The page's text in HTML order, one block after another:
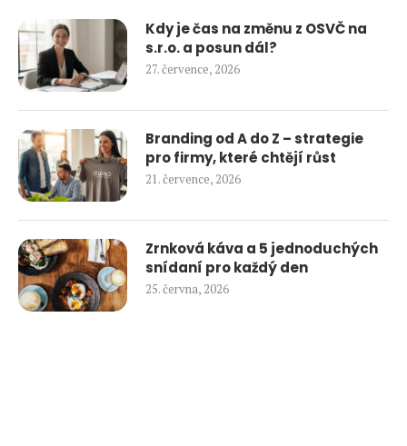
Kdy je čas na změnu z OSVČ na
s.r.o. a posun dál?
27. července, 2026
Branding od A do Z – strategie
pro firmy, které chtějí růst
21. července, 2026
Zrnková káva a 5 jednoduchých
snídaní pro každý den
25. června, 2026